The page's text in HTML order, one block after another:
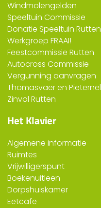
Windmolengelden
Speeltuin Commissie
Donatie Speeltuin Rutten
Werkgroep FRAAI!
Feestcommissie Rutten
Autocross Commissie
Vergunning aanvragen
Thomasvaer en Pieternel
Zinvol Rutten
Het Klavier
Algemene informatie
Ruimtes
Vrijwilligerspunt
Boekenuitleen
Dorpshuiskamer
Eetcafe